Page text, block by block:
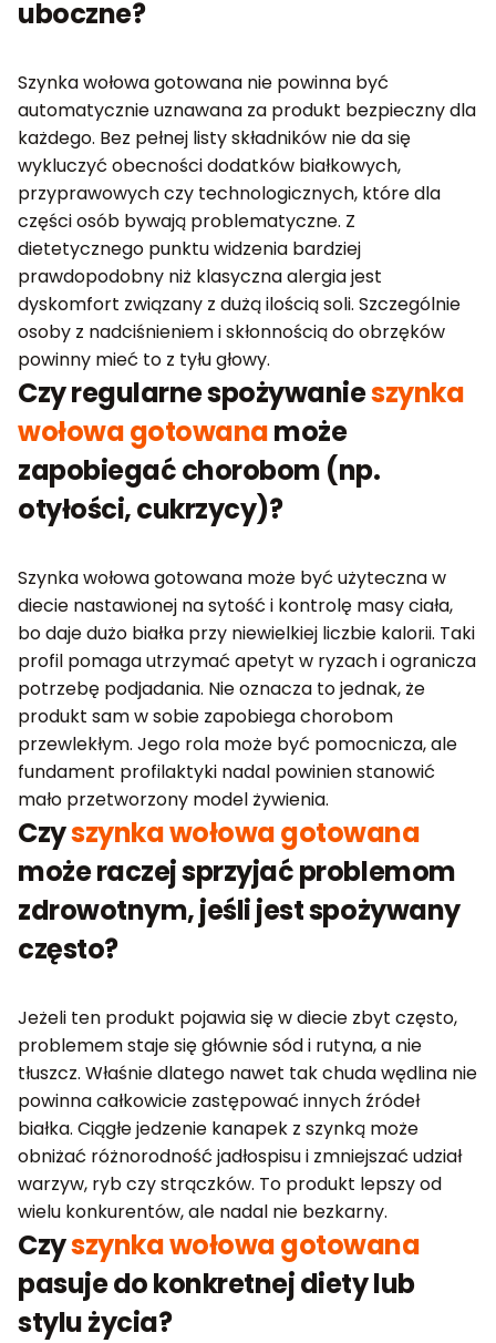
uboczne?
Szynka wołowa gotowana nie powinna być
automatycznie uznawana za produkt bezpieczny dla
każdego. Bez pełnej listy składników nie da się
wykluczyć obecności dodatków białkowych,
przyprawowych czy technologicznych, które dla
części osób bywają problematyczne. Z
dietetycznego punktu widzenia bardziej
prawdopodobny niż klasyczna alergia jest
dyskomfort związany z dużą ilością soli. Szczególnie
osoby z nadciśnieniem i skłonnością do obrzęków
powinny mieć to z tyłu głowy.
Czy regularne spożywanieszynka
wołowa gotowanamoże
zapobiegać chorobom (np.
otyłości, cukrzycy)?
Szynka wołowa gotowana może być użyteczna w
diecie nastawionej na sytość i kontrolę masy ciała,
bo daje dużo białka przy niewielkiej liczbie kalorii. Taki
profil pomaga utrzymać apetyt w ryzach i ogranicza
potrzebę podjadania. Nie oznacza to jednak, że
produkt sam w sobie zapobiega chorobom
przewlekłym. Jego rola może być pomocnicza, ale
fundament profilaktyki nadal powinien stanowić
mało przetworzony model żywienia.
Czyszynka wołowa gotowana
może raczej sprzyjać problemom
zdrowotnym, jeśli jest spożywany
często?
Jeżeli ten produkt pojawia się w diecie zbyt często,
problemem staje się głównie sód i rutyna, a nie
tłuszcz. Właśnie dlatego nawet tak chuda wędlina nie
powinna całkowicie zastępować innych źródeł
białka. Ciągłe jedzenie kanapek z szynką może
obniżać różnorodność jadłospisu i zmniejszać udział
warzyw, ryb czy strączków. To produkt lepszy od
wielu konkurentów, ale nadal nie bezkarny.
Czyszynka wołowa gotowana
pasuje do konkretnej diety lub
stylu życia?